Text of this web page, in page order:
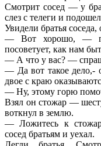
Смотрит сосед — у
слез с телеги и
Увидели братья соседа,
— Вот хорошо, —
посоветует, как нам
— А что у вас? —
— Да вот такое дело,-
двое с краю
— Ну, этому горю
Взял он стожар —
воткнул в землю.
— Ложитесь к
сосед братьям и уехал.